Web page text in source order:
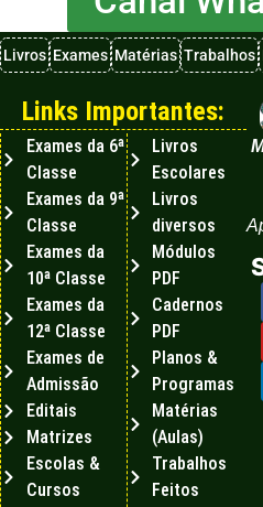
Livros Exames Matérias Trabalhos
Links Importantes:
Exames da 6ª
Classe
Exames da 9ª
Classe
Exames da
10ª Classe
Exames da
12ª Classe
Exames de
Admissão
Editais
Matrizes
Escolas &
Cursos
Livros
Escolares
Livros
diversos
Módulos
PDF
Cadernos
PDF
Planos &
Programas
Matérias
(Aulas)
Trabalhos
Feitos